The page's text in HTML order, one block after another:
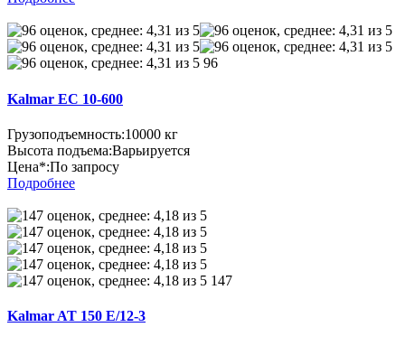
96
Kalmar EC 10-600
Грузоподъемность:10000 кг
Высота подъема:Варьируется
Цена*:По запросу
Подробнее
147
Kalmar AT 150 E/12-3